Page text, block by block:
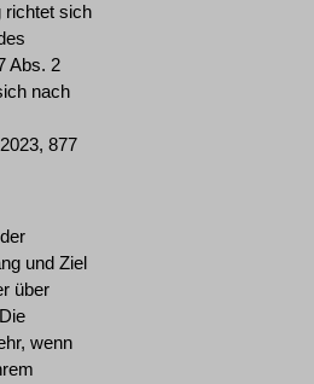
richtet sich
Abs. 2
nach
877
und Ziel
über
wenn